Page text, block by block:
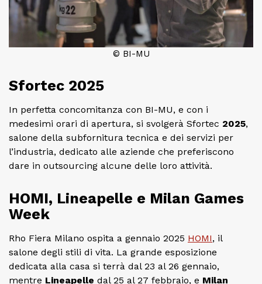
© BI-MU
Sfortec 2025
In perfetta concomitanza con BI-MU, e con i
medesimi orari di apertura, si svolgerà Sfortec 2025,
salone della subfornitura tecnica e dei servizi per
l’industria, dedicato alle aziende che preferiscono
dare in outsourcing alcune delle loro attività.
HOMI, Lineapelle e Milan Games
Week
Rho Fiera Milano ospita a gennaio 2025 HOMI, il
salone degli stili di vita. La grande esposizione
dedicata alla casa si terrà dal 23 al 26 gennaio,
mentre Lineapelle dal 25 al 27 febbraio, e Milan